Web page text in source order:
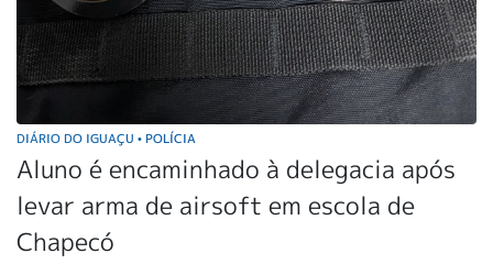
DIÁRIO DO IGUAÇU • POLÍCIA
Aluno é encaminhado à delegacia após
levar arma de airsoft em escola de
Chapecó